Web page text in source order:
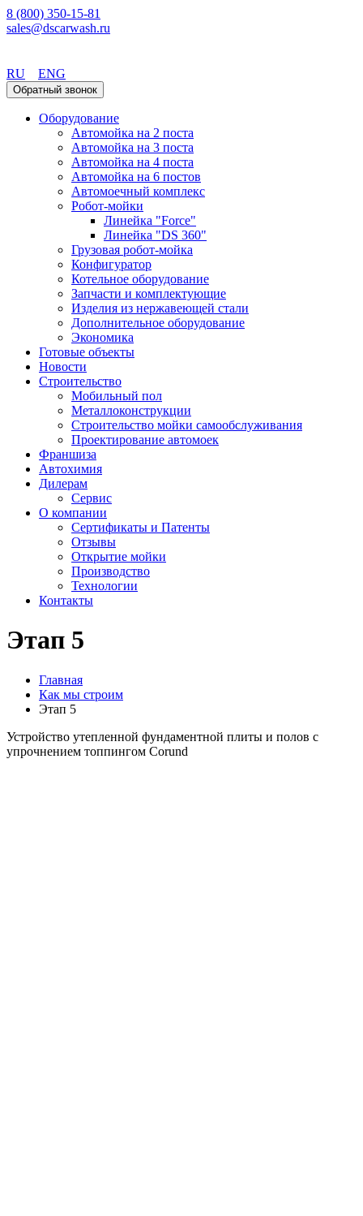
8 (800) 350-15-81
sales@dscarwash.ru
RU
ENG
Обратный звонок
Оборудование
Автомойка на 2 поста
Автомойка на 3 поста
Автомойка на 4 поста
Автомойка на 6 постов
Автомоечный комплекс
Робот-мойки
Линейка "Force"
Линейка "DS 360"
Грузовая робот-мойка
Конфигуратор
Котельное оборудование
Запчасти и комплектующие
Изделия из нержавеющей стали
Дополнительное оборудование
Экономика
Готовые объекты
Новости
Строительство
Мобильный пол
Металлоконструкции
Строительство мойки самообслуживания
Проектирование автомоек
Франшиза
Автохимия
Дилерам
Сервис
О компании
Сертификаты и Патенты
Отзывы
Открытие мойки
Производство
Технологии
Контакты
Этап 5
Главная
Как мы строим
Этап 5
Устройство утепленной фундаментной плиты и полов с
упрочнением топпингом Corund